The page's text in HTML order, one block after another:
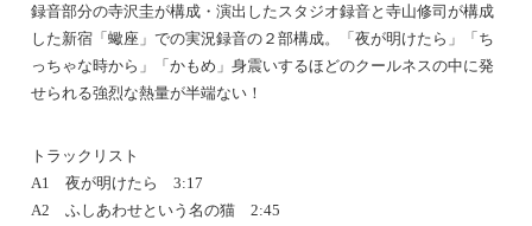
録音部分の寺沢圭が構成・演出したスタジオ録音と寺山修司が構成
した新宿「蠍座」での実況録音の２部構成。「夜が明けたら」「ち
っちゃな時から」「かもめ」身震いするほどのクールネスの中に発
せられる強烈な熱量が半端ない！
トラックリスト
A1 夜が明けたら 3:17
A2 ふしあわせという名の猫 2:45